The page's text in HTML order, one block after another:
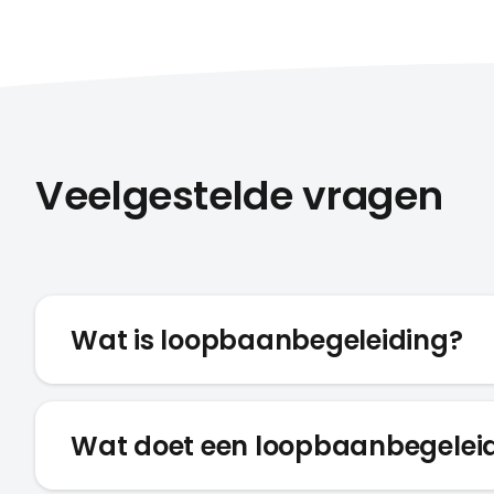
Veelgestelde vragen
Wat is loopbaanbegeleiding?
Wat doet een